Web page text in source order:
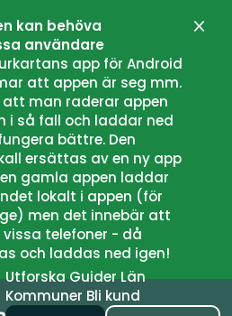
kan behöva
användare
app för Android
att appen är seg mm.
att man raderar appen
i så fall och laddar ned
bättre. Den
ersättas av en ny app
gamla appen laddar
lokalt i appen (för
men det innebär att
telefoner - då
och laddas ned igen!
UtforskaGuiderLän
Kommuner Bli kund